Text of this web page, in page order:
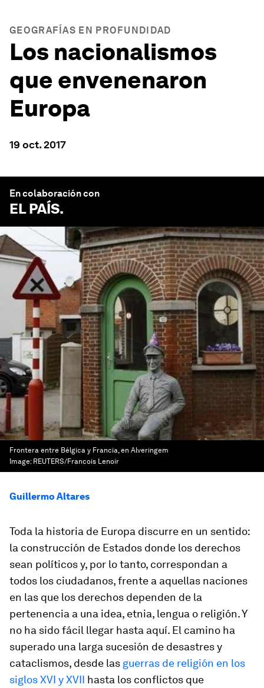
GEOGRAFÍAS EN PROFUNDIDAD
Los nacionalismos
que envenenaron
Europa
19 oct. 2017
En colaboración con
EL PAÍS.
Frontera entre Bélgica y Francia, en Alveringem
Image: REUTERS/Francois Lenoir
Guillermo Altares
Toda la historia de Europa discurre en un sentido:
la construcción de Estados donde los derechos
sean políticos y, por lo tanto, correspondan a
todos los ciudadanos, frente a aquellas naciones
en las que los derechos dependen de la
pertenencia a una idea, etnia, lengua o religión. Y
no ha sido fácil llegar hasta aquí. El camino ha
superado una larga sucesión de desastres y
cataclismos, desde las guerras de religión en los
siglos XVI y XVII hasta los conflictos que